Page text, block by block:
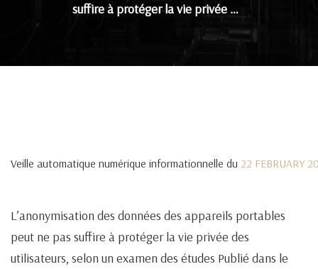
suffire à protéger la vie privée …
Veille automatique numérique informationnelle du 22 FEBRUARY
L’anonymisation des données des appareils portables
peut ne pas suffire à protéger la vie privée des
utilisateurs, selon un examen des études Publié dans le